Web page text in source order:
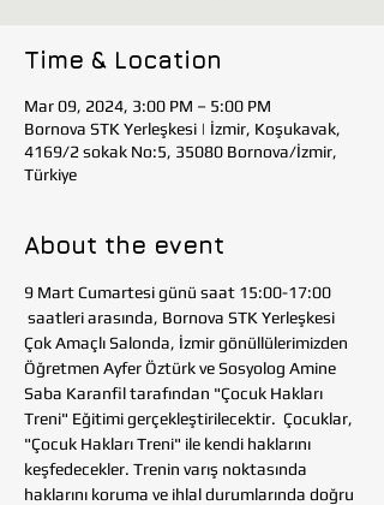
Time & Location
Mar 09, 2024, 3:00 PM – 5:00 PM
Bornova STK Yerleşkesi | İzmir, Koşukavak,
4169/2 sokak No:5, 35080 Bornova/İzmir,
Türkiye
About the event
9 Mart Cumartesi günü saat 15:00-17:00
saatleri arasında, Bornova STK Yerleşkesi
Çok Amaçlı Salonda, İzmir gönüllülerimizden
Öğretmen Ayfer Öztürk ve Sosyolog Amine
Saba Karanfil tarafından "Çocuk Hakları
Treni" Eğitimi gerçekleştirilecektir.  Çocuklar,
"Çocuk Hakları Treni" ile kendi haklarını
keşfedecekler. Trenin varış noktasında
haklarını koruma ve ihlal durumlarında doğru